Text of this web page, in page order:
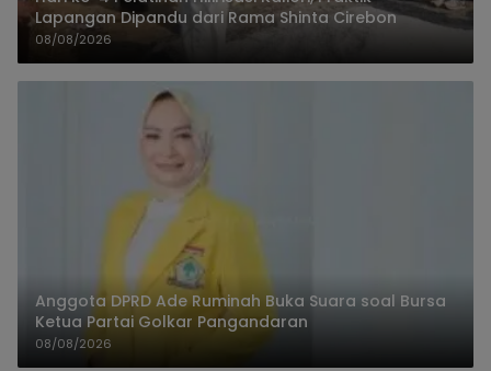
Lapangan Dipandu dari Rama Shinta Cirebon
08/08/2026
Anggota DPRD Ade Ruminah Buka Suara soal Bursa
Ketua Partai Golkar Pangandaran
08/08/2026